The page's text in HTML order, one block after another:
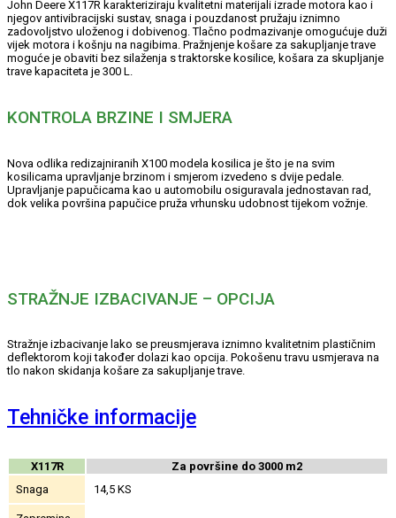
John Deere X117R karakteriziraju kvalitetni materijali izrade motora kao i
njegov antivibracijski sustav, snaga i pouzdanost pružaju iznimno
zadovoljstvo uloženog i dobivenog. Tlačno podmazivanje omogućuje duži
vijek motora i košnju na nagibima. Pražnjenje košare za sakupljanje trave
moguće je obaviti bez silaženja s traktorske kosilice, košara za skupljanje
trave kapaciteta je 300 L.
KONTROLA BRZINE I SMJERA
Nova odlika redizajniranih X100 modela kosilica je što je na svim
kosilicama upravljanje brzinom i smjerom izvedeno s dvije pedale.
Upravljanje papučicama kao u automobilu osiguravala jednostavan rad,
dok velika površina papučice pruža vrhunsku udobnost tijekom vožnje.
STRAŽNJE IZBACIVANJE – OPCIJA
Stražnje izbacivanje lako se preusmjerava iznimno kvalitetnim plastičnim
deflektorom koji također dolazi kao opcija. Pokošenu travu usmjerava na
tlo nakon skidanja košare za sakupljanje trave.
Tehničke informacije
X117R
Za površine do 3000 m2
Snaga
14,5 KS